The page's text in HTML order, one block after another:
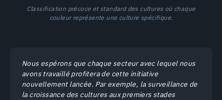
Classification précoce et standard des cultures où chaque
couleur représente une culture spécifique.
Nous espérons que chaque secteur avec lequel nous
avons travaillé profitera de cette initiative
nouvellement lancée. Par exemple, la surveillance de
la croissance des cultures aux premiers stades